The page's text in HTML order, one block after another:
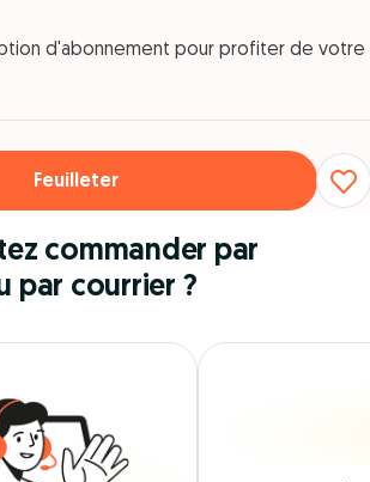
d'abonnement pour profiter de votre
Feuilleter
commander par
par courrier ?